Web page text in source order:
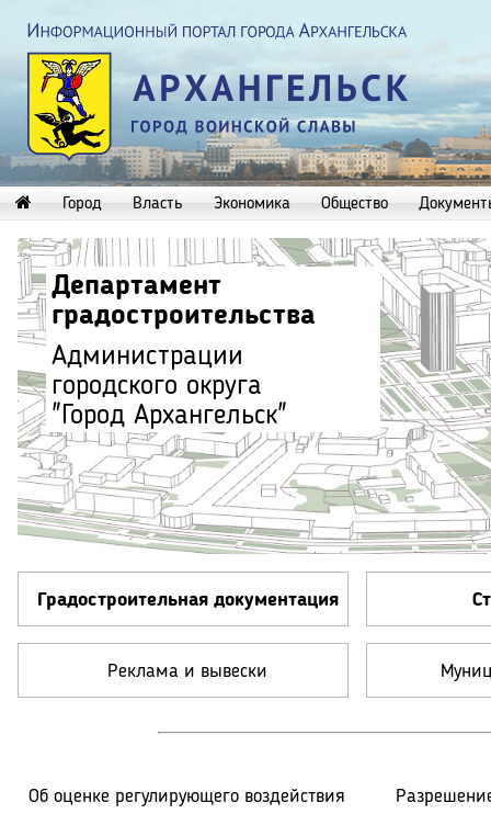
Город Власть Экономика Общество
Департамент
градостроительства
Администрации
городского округа
"Город Архангельск"
Градостроительная документация
Реклама и вывески
Об оценке регулирующего воздействия